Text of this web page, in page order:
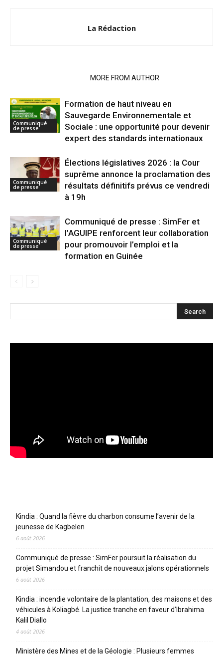
La Rédaction
MORE FROM AUTHOR
Communiqué
de presse
Formation de haut niveau en
Sauvegarde Environnementale et
Sociale : une opportunité pour devenir
expert des standards internationaux
Communiqué
de presse
Élections législatives 2026 : la Cour
suprême annonce la proclamation des
résultats définitifs prévus ce vendredi
à 19h
Communiqué
de presse
Communiqué de presse : SimFer et
l’AGUIPE renforcent leur collaboration
pour promouvoir l’emploi et la
formation en Guinée
Kindia : Quand la fièvre du charbon consume l’avenir de la
jeunesse de Kagbelen
6 août 2026
Communiqué de presse : SimFer poursuit la réalisation du
projet Simandou et franchit de nouveaux jalons opérationnels
6 août 2026
Kindia : incendie volontaire de la plantation, des maisons et des
véhicules à Koliagbé. La justice tranche en faveur d’Ibrahima
Kalil Diallo
4 août 2026
Ministère des Mines et de la Géologie : Plusieurs femmes